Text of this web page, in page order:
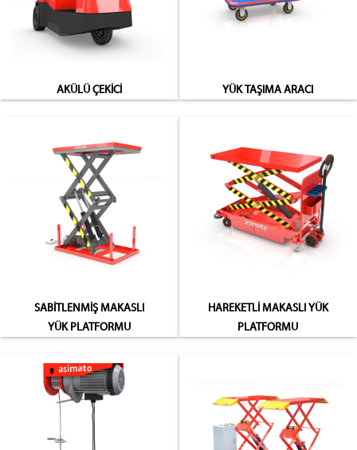
AKÜLÜ ÇEKİCİ YÜK TAŞIMA ARACI
SABİTLENMİŞ MAKASLI
YÜK PLATFORMU
HAREKETLİ MAKASLI YÜK
PLATFORMU